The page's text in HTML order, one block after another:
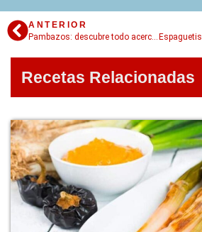
ANTERIOR
Pambazos: descubre todo acerca de este sándwich mexicano y aprende a prepararlo con una deliciosa receta
Recetas Relacionadas